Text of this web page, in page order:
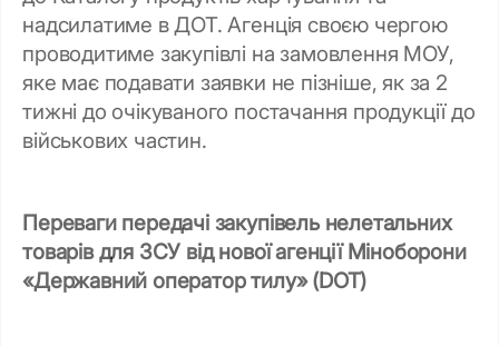
надсилатиме в ДОТ. Агенція своєю чергою
проводитиме закупівлі на замовлення МОУ,
яке має подавати заявки не пізніше, як за 2
тижні до очікуваного постачання продукції до
військових частин.
Переваги передачі закупівель нелетальних
товарів для ЗСУ від нової агенції Міноборони
«Державний оператор тилу» (DOT)